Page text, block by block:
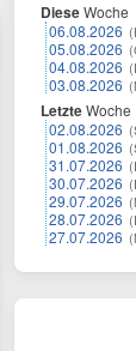
DieseWoche
06.08.2026
05.08.2026
04.08.2026
03.08.2026
LetzteWoche
02.08.2026
01.08.2026
31.07.2026
30.07.2026
29.07.2026
28.07.2026
27.07.2026